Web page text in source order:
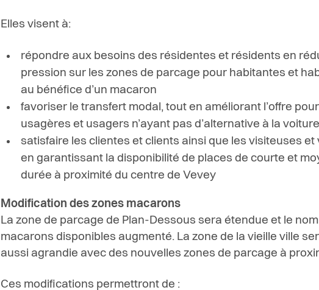
Elles visent à:
répondre aux besoins des résidentes et résidents en
pression sur les zones de parcage pour habitantes et
au bénéfice d’un macaron
favoriser le transfert modal, tout en améliorant l’offre
usagères et usagers n’ayant pas d’alternative à la
satisfaire les clientes et clients ainsi que les visiteuses et
en garantissant la disponibilité de places de courte et
durée à proximité du centre de Vevey
Modification des zones macarons
La zone de parcage de Plan-Dessous sera étendue et le
macarons disponibles augmenté. La zone de la vieille ville
aussi agrandie avec des nouvelles zones de parcage à
Ces modifications permettront de :